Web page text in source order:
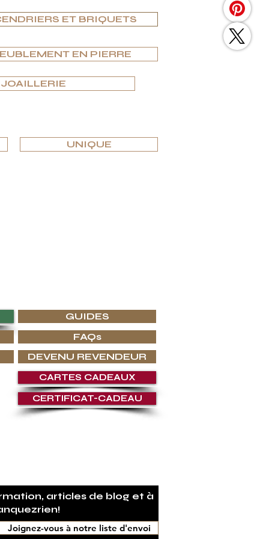
ET BRIQUETS
EN PIERRE
JOAILLERIE
UNIQUE
articles de blog et à
Joignez-vous à notre liste d'envoi
GUIDES
FAQs
DEVENU REVENDEUR
CARTES CADEAUX
CERTIFICAT-CADEAU